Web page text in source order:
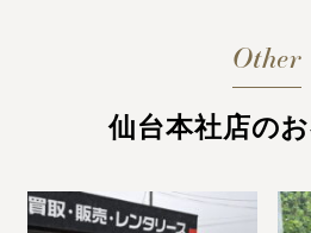
Other
仙台本社店の